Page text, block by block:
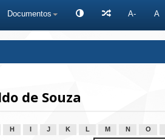
Documentos A- A
de Souza
H J K L M N O